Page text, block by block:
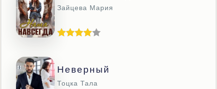
Зайцева Мария
Неверный
Тоцка Тала